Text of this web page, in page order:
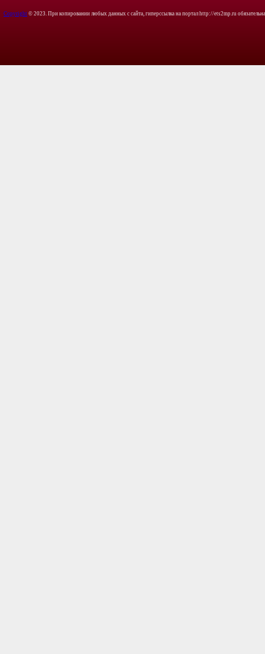
Copyright © 2023. При копировании любых данных с сайта, гиперссылка на портал http://ets2mp.ru